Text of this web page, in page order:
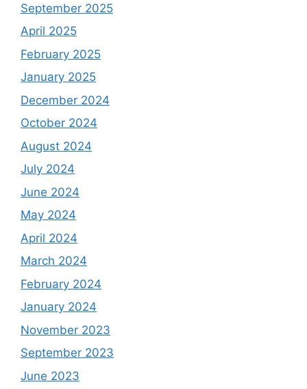
September 2025
April 2025
February 2025
January 2025
December 2024
October 2024
August 2024
July 2024
June 2024
May 2024
April 2024
March 2024
February 2024
January 2024
November 2023
September 2023
June 2023